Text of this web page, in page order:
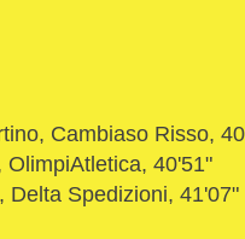
Cambiaso Risso,
OlimpiAtletica, 40'51"
Delta Spedizioni, 41'07"